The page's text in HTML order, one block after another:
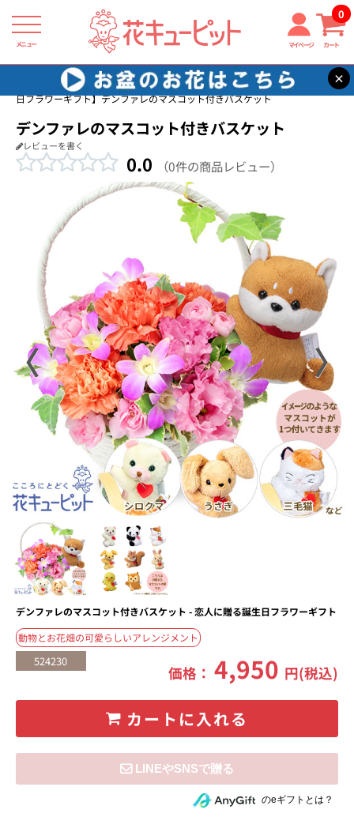
メニュー マイページ カート
0
×
花キューピット 恋人に贈る誕生日フラワーギフト
【恋人に贈る誕生
日フラワーギフト】デンファレのマスコット付きバスケット
デンファレのマスコット付きバスケット
レビューを書く
0.0 （0件の商品レビュー）
〈 〉
デンファレのマスコット付きバスケット - 恋人に贈る誕生日フラワーギフト
動物とお花畑の可愛らしいアレンジメント
524230
価格：4,950 円(税込)
カートに入れる
住所を知らない相手にeギフトで贈るのeギフトとは？